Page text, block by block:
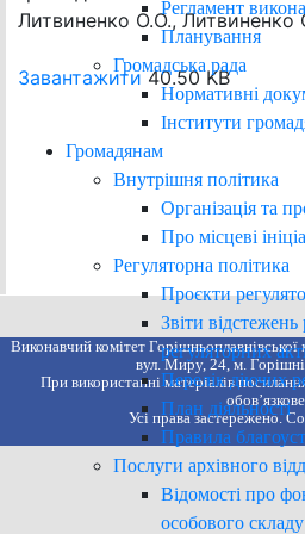
Регламент
Планування
Громадська рада
Нормативні
Інститути
Громадянам
Внутрішня політика
Організація та
Про місцеві
Регуляторна політика
Проєкти
Звіти відстежень
регуляторних
Перелік діючих
План діяльності
Правила
Послуги архівного
Відомості про
особового
Литвиненко О.О., Литвиненко
Завантажити40.50 KB
Виконавчий комітет Горішньоплавнівської
вул. Миру, 24, м.
При використанні матеріалів
Усі права застережено.